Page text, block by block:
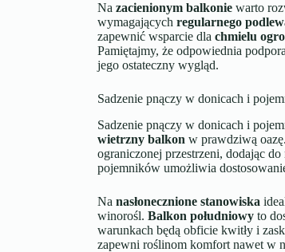
Na zacienionym balkoniewarto
wymagających regularnego
zapewnić wsparcie dla chmielu
Pamiętajmy, że odpowiednia
jego ostateczny wygląd.
Sadzenie pnączy w donicach i
Sadzenie pnączy w donicach i
wietrzny balkon w prawdziwą
ograniczonej przestrzeni, dodając
pojemników umożliwia
Na nasłonecznione stanowiska
winorośl. Balkon południowyto
warunkach będą obficie kwitły i
zapewni roślinom komfort nawet w